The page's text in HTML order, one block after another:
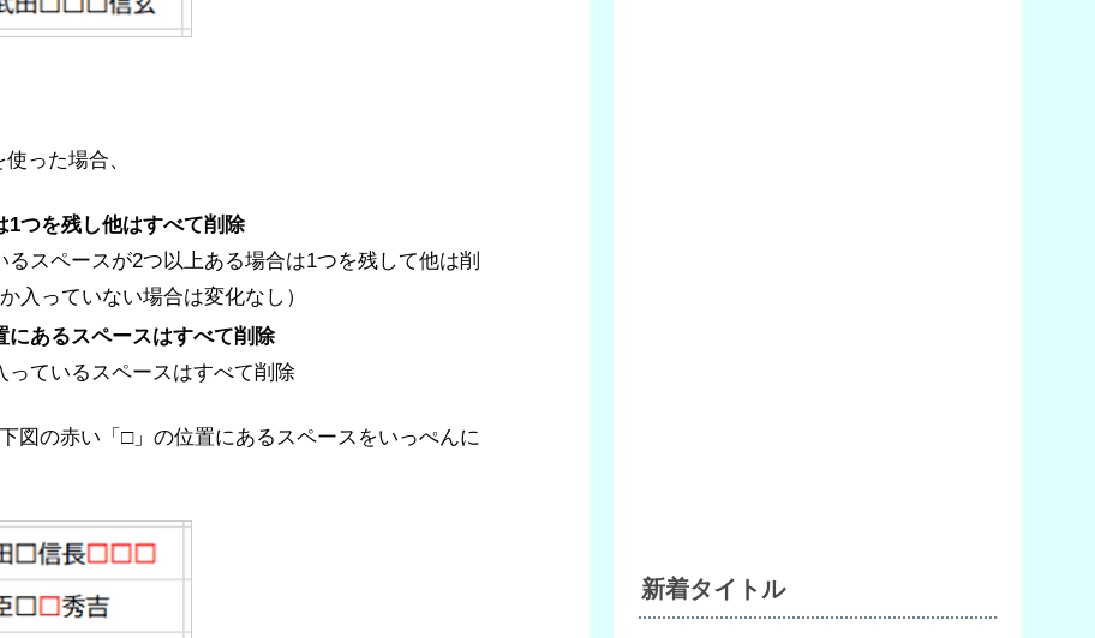
った場合、
1つを残し他はすべて削除
スペースが2つ以上ある場合は1つを残して他は削
入っていない場合は変化なし）
あるスペースはすべて削除
ているスペースはすべて削除
図の赤い「□」の位置にあるスペースをいっぺんに
新着タイトル